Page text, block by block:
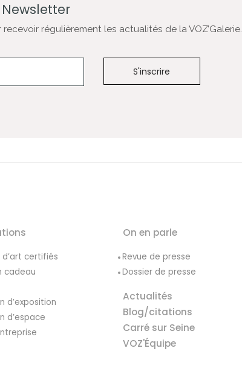
Newsletter
régulièrement les actualités de la VOZ’Galerie.
d’art certifiés
cadeau
d’exposition
d’espace
On en parle
Revue de presse
Dossier de presse
Actualités
Blog/citations
Carré sur Seine
VOZ'Équipe